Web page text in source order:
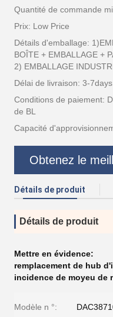
Quantité de commande
Prix: Low Price
Détails d'emballage:
BOÎTE + EMBALLAGE +
2) EMBALLAGE
Délai de livraison: 3-
Conditions de paiement:
de BL
Capacité
Obtenez le
Détails de produit
Détails de produit
Mettre en évidence:
remplacement de hub
incidence de moyeu de
Modèle n °: